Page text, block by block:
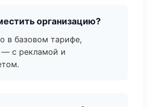
организацию?
в базовом тарифе,
с рекламой и